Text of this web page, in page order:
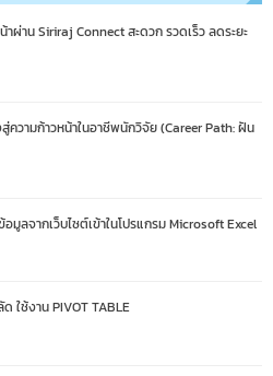
ผ่าน Siriraj Connect สะดวก รวดเร็ว ลดระยะ
สู่ความก้าวหน้าในอาชีพนักวิจัย (Career Path: ฝัน
อมูลจากเว็บไซต์เข้าในโปรแกรม Microsoft Excel
ใช้งาน PIVOT TABLE